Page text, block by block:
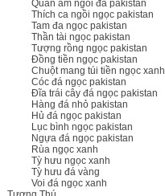
Quan âm ngồi đá pakistan
Thích ca ngồi ngọc pakistan
Tam đa ngọc pakistan
Thần tài ngọc pakistan
Tượng rồng ngọc pakistan
Đồng tiền ngọc pakistan
Chuột mang túi tiền ngọc xanh
Cóc đá ngọc pakistan
Đĩa trái cây đá ngọc pakistan
Hàng đá nhỏ pakistan
Hủ đá ngọc pakistan
Lục bình ngọc pakistan
Ngựa đá ngọc pakistan
Rùa ngọc xanh
Tỳ hưu ngọc xanh
Tỳ hưu đá vàng
Voi đá ngọc xanh